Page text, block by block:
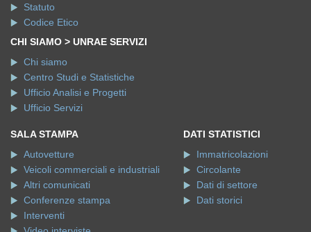
Statuto
Codice Etico
CHI SIAMO > UNRAE SERVIZI
Chi siamo
Centro Studi e Statistiche
Ufficio Analisi e Progetti
Ufficio Servizi
SALA STAMPA
Autovetture
Veicoli commerciali e industriali
Altri comunicati
Conferenze stampa
Interventi
DATI STATISTICI
Immatricolazioni
Circolante
Dati di settore
Dati storici